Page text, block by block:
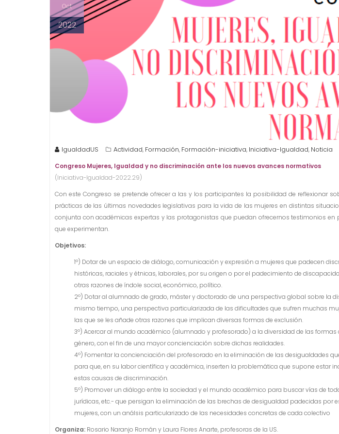
Oct
2022
IgualdadUS Actividad, Formación, Formación-iniciativa, Iniciativa-Igualdad, Noticia
Congreso Mujeres, Igualdad y no discriminación ante los nuevos avances normativos
(Iniciativa-Igualdad-2022.29)
Con este Congreso se pretende ofrecer a las y los participantes la posibilidad de reflexionar
prácticas de las últimas novedades legislativas para la vida de las mujeres en distintas
conjunta con académicas expertas y las protagonistas que puedan ofrecernos testimonios en
que experimentan.
Objetivos:
1º) Dotar de un espacio de diálogo, comunicación y expresión a mujeres que padecen
históricas, raciales y étnicas, laborales, por su origen o por el padecimiento de
otras razones de índole social, económico, político.
2º) Dotar al alumnado de grado, máster y doctorado de una perspectiva global sobre la
mismo tiempo, una perspectiva particularizada de las dificultades que sufren muchas
las que se les añade otras razones que implican diversas formas de exclusión.
3º) Acercar al mundo académico (alumnado y profesorado) a la diversidad de las
género, con el fin de una mayor concienciación sobre dichas realidades.
4º) Fomentar la concienciación del profesorado en la eliminación de las desigualdades
para que, en su labor científica y académica, inserten la problemática que supone estar
estas causas de discriminación.
5º) Promover un diálogo entre la sociedad y el mundo académico para buscar vías de
jurídicas, etc.- que persigan la eliminación de las brechas de desigualdad padecidas por
mujeres, con un análsis particularizado de las necesidades concretas de cada colectivo
Organiza: Rosario Naranjo Román y Laura Flores Anarte, profesoras de la US.